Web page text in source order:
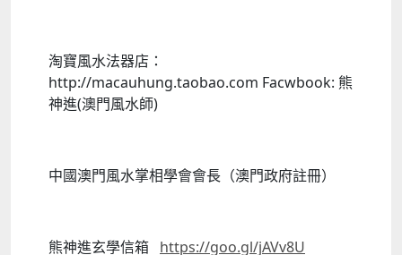
淘寶風水法器店：
http://macauhung.taobao.com Facwbook: 熊
神進(澳門風水師)
中國澳門風水掌相學會會長（澳門政府註冊）
熊神進玄學信箱 https://goo.gl/jAVv8U